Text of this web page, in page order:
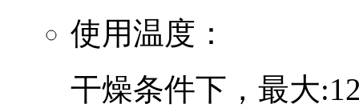
使用温度：
干燥条件下，最大